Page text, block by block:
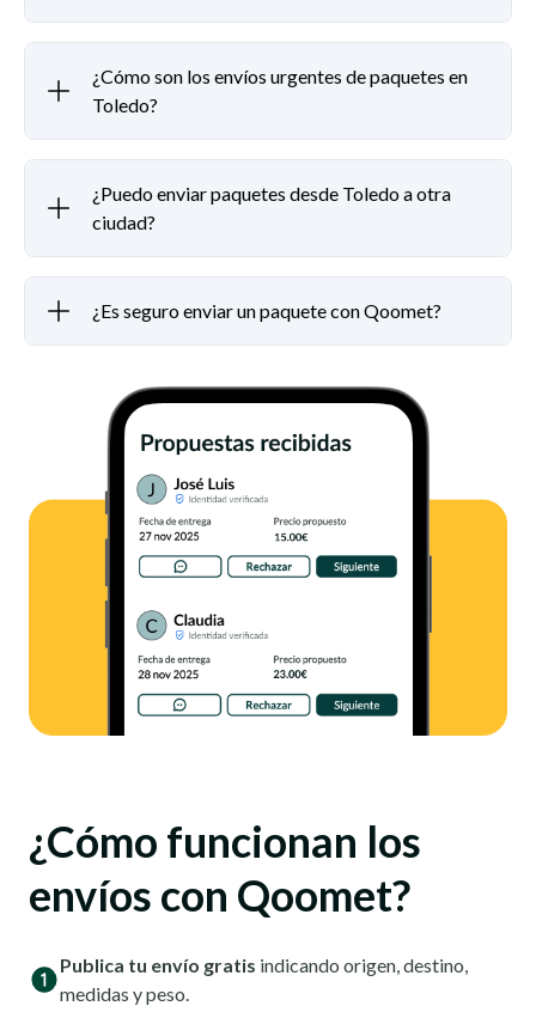
¿Cómo son los envíos urgentes de paquetes en
Toledo?
¿Puedo enviar paquetes desde Toledo a otra
ciudad?
¿Es seguro enviar un paquete con Qoomet?
¿Cómo funcionan los
envíos con Qoomet?
Publica tu envío gratis indicando origen, destino,
medidas y peso.